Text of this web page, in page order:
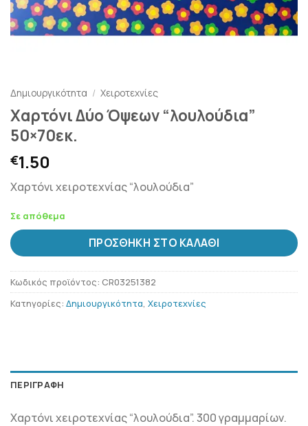
Δημιουργικότητα / Χειροτεχνίες
Χαρτόνι Δύο Όψεων “λουλούδια”
50×70εκ.
€1.50
Χαρτόνι χειροτεχνίας “λουλούδια”
Σε απόθεμα
ΠΡΟΣΘΉΚΗ ΣΤΟ ΚΑΛΆΘΙ
Κωδικός προϊόντος: CR03251382
Κατηγορίες: Δημιουργικότητα, Χειροτεχνίες
ΠΕΡΙΓΡΑΦΉ
Χαρτόνι χειροτεχνίας “λουλούδια”. 300 γραμμαρίων.